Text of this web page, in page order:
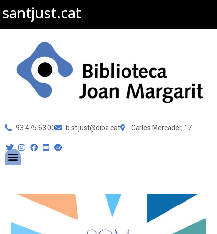
santjust.cat
93 475 63 00 b.st.just@diba.cat Carles Mercader, 17